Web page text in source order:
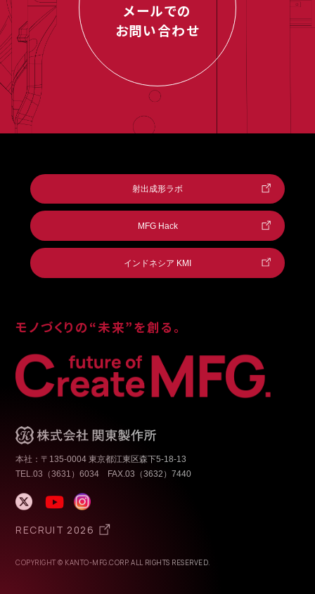
メールでの
お問い合わせ
射出成形ラボ
MFG Hack
インドネシア KMI
モノづくりの“未来”を創る。
本社：〒135-0004 東京都江東区森下5-18-13
TEL.03（3631）6034 FAX.03（3632）7440
RECRUIT 2026
COPYRIGHT © KANTO-MFG.CORP. ALL RIGHTS RESERVED.